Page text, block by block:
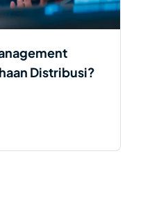
Distribusi?